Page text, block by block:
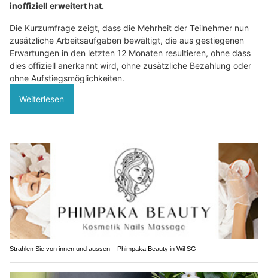
inoffiziell erweitert hat.
Die Kurzumfrage zeigt, dass die Mehrheit der Teilnehmer nun
zusätzliche Arbeitsaufgaben bewältigt, die aus gestiegenen
Erwartungen in den letzten 12 Monaten resultieren, ohne dass
dies offiziell anerkannt wird, ohne zusätzliche Bezahlung oder
ohne Aufstiegsmöglichkeiten.
Weiterlesen
Strahlen Sie von innen und aussen – Phimpaka Beauty in Wil SG